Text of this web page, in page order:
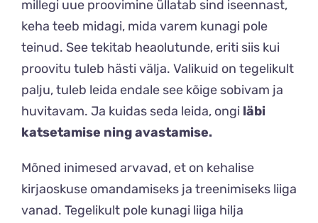
millegi uue proovimine üllatab sind iseennast,
keha teeb midagi, mida varem kunagi pole
teinud. See tekitab heaolutunde, eriti siis kui
proovitu tuleb hästi välja. Valikuid on tegelikult
palju, tuleb leida endale see kõige sobivam ja
huvitavam. Ja kuidas seda leida, ongi läbi
katsetamise ning avastamise.
Mõned inimesed arvavad, et on kehalise
kirjaoskuse omandamiseks ja treenimiseks liiga
vanad. Tegelikult pole kunagi liiga hilja